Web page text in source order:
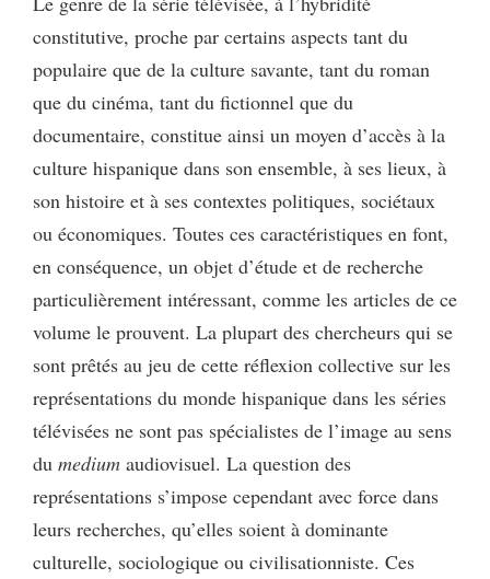
constitutive, proche par certains aspects tant du
populaire que de la culture savante, tant du roman
que du cinéma, tant du fictionnel que du
documentaire, constitue ainsi un moyen d’accès à la
culture hispanique dans son ensemble, à ses lieux, à
son histoire et à ses contextes politiques, sociétaux
ou économiques. Toutes ces caractéristiques en font,
en conséquence, un objet d’étude et de recherche
particulièrement intéressant, comme les articles de ce
volume le prouvent. La plupart des chercheurs qui se
sont prêtés au jeu de cette réflexion collective sur les
représentations du monde hispanique dans les séries
télévisées ne sont pas spécialistes de l’image au sens
du medium audiovisuel. La question des
représentations s’impose cependant avec force dans
leurs recherches, qu’elles soient à dominante
culturelle, sociologique ou civilisationniste. Ces